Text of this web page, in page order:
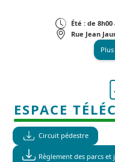
Été : de
Rue Jean
ESPACE
Circuit pédestre
Règlement des parcs et